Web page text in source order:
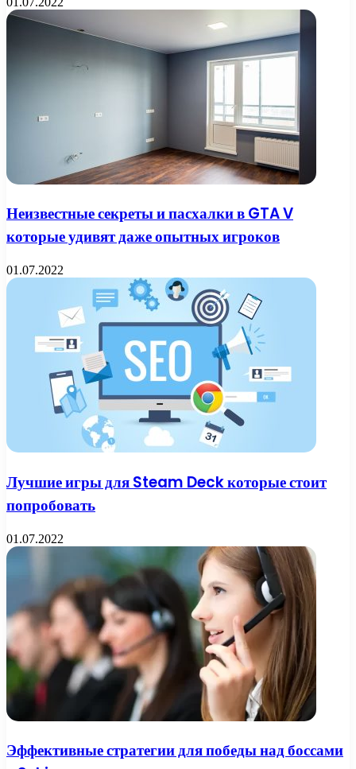
Неизвестные секреты и пасхалки в GTA V
которые удивят даже опытных игроков
01.07.2022
Лучшие игры для Steam Deck которые стоит
попробовать
01.07.2022
Эффективные стратегии для победы над боссами